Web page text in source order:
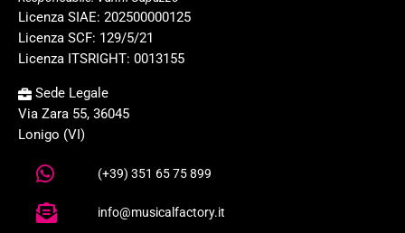
Licenza SIAE: 202500000125
Licenza SCF: 129/5/21
Licenza ITSRIGHT: 0013155
Sede Legale
Via Zara 55, 36045
Lonigo (VI)
(+39) 351 65 75 899
info@musicalfactory.it